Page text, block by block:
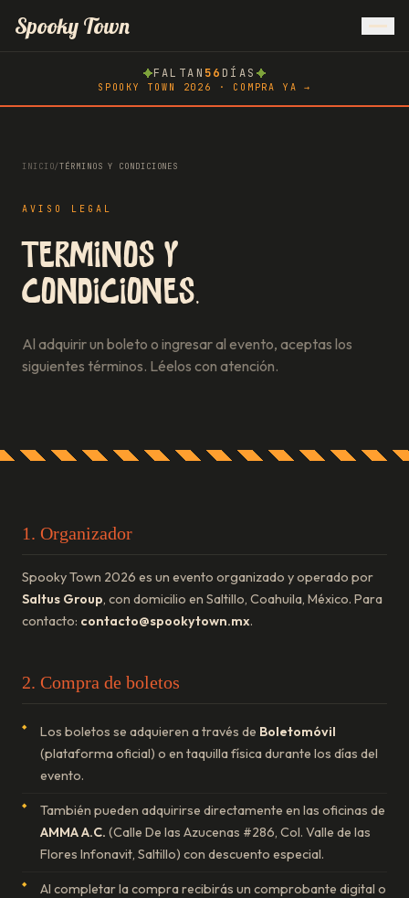
FALTAN 56 DÍAS
SPOOKY TOWN 2026 · COMPRA YA →
Spooky Town
Inicio
Atlachinolli
Spooky Race
Hoteles
AMMA
Blog
COMPRAR BOLETO →
INICIO/TÉRMINOS Y CONDICIONES
AVISO LEGAL
Términos y
condiciones.
Al adquirir un boleto o ingresar al evento, aceptas los
siguientes términos. Léelos con atención.
1. Organizador
Spooky Town 2026 es un evento organizado y operado por
Saltus Group, con domicilio en Saltillo, Coahuila, México. Para
contacto: contacto@spookytown.mx.
2. Compra de boletos
Los boletos se adquieren a través de Boletomóvil
(plataforma oficial) o en taquilla física durante los días del
evento.
También pueden adquirirse directamente en las oficinas de
AMMA A.C. (Calle De las Azucenas #286, Col. Valle de las
Flores Infonavit, Saltillo) con descuento especial.
Al completar la compra recibirás un comprobante digital o